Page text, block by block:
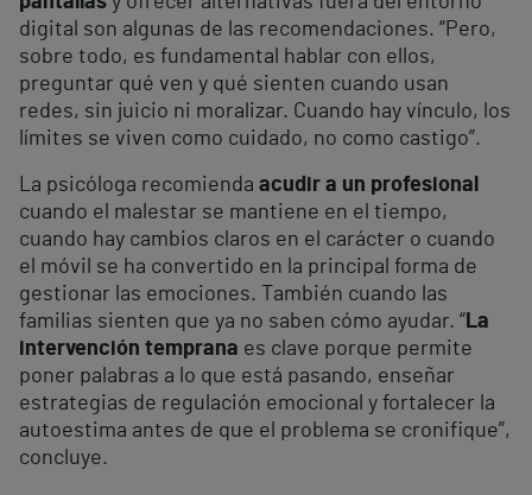
digital son algunas de las recomendaciones. “Pero,
sobre todo, es fundamental hablar con ellos,
preguntar qué ven y qué sienten cuando usan
redes, sin juicio ni moralizar. Cuando hay vínculo, los
límites se viven como cuidado, no como castigo”.
La psicóloga recomienda acudir a un profesional
cuando el malestar se mantiene en el tiempo,
cuando hay cambios claros en el carácter o cuando
el móvil se ha convertido en la principal forma de
gestionar las emociones. También cuando las
familias sienten que ya no saben cómo ayudar. “La
intervención temprana es clave porque permite
poner palabras a lo que está pasando, enseñar
estrategias de regulación emocional y fortalecer la
autoestima antes de que el problema se cronifique”,
concluye.